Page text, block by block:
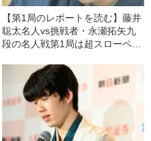
【第1局のレポートを読む】藤井
聡太名人vs挑戦者・永瀬拓矢九
段の名人戦第1局は超スローペー
は何が起きていたのか